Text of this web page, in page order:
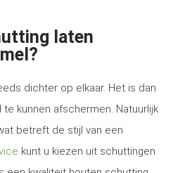
laten
dichter op elkaar. Het is dan
kunnen afschermen. Natuurlijk
betreft de stijl van een
kunt u kiezen uit schuttingen